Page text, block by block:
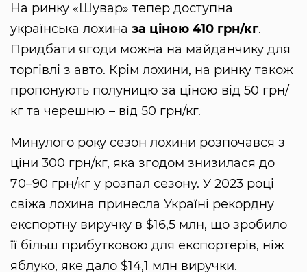
На ринку «Шувар» тепер доступна
українська лохина за ціною 410 грн/кг.
Придбати ягоди можна на майданчику для
торгівлі з авто. Крім лохини, на ринку також
пропонують полуницю за ціною від 50 грн/
кг та черешню – від 50 грн/кг.
Минулого року сезон лохини розпочався з
ціни 300 грн/кг, яка згодом знизилася до
70–90 грн/кг у розпал сезону. У 2023 році
свіжа лохина принесла Україні рекордну
експортну виручку в $16,5 млн, що зробило
її більш прибутковою для експортерів, ніж
яблуко, яке дало $14,1 млн виручки.